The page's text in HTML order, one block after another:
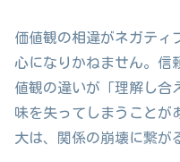
価値観の相違がネガティ
心になりかねません。信
値観の違いが「理解し合
味を失ってしまうことが
大は、関係の崩壊に繋が